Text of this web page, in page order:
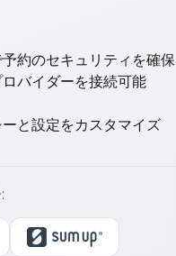
約のセキュリティを確保
バイダーを接続可能
と設定をカスタマイズ
: